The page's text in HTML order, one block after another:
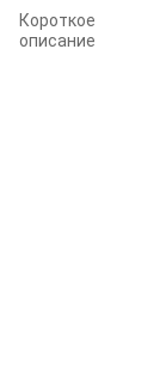
Короткое
описание